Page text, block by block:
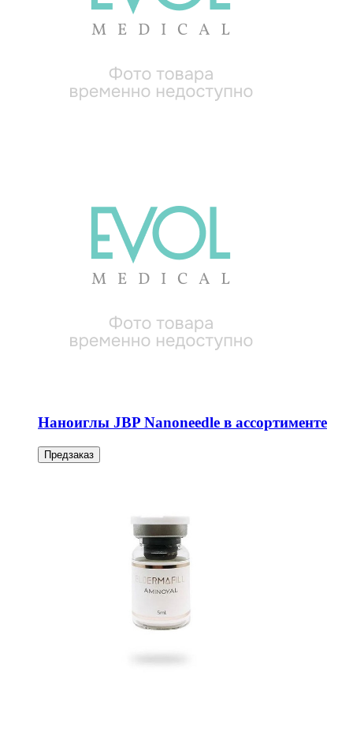
Наноиглы JBP Nanoneedle в ассортименте
Предзаказ